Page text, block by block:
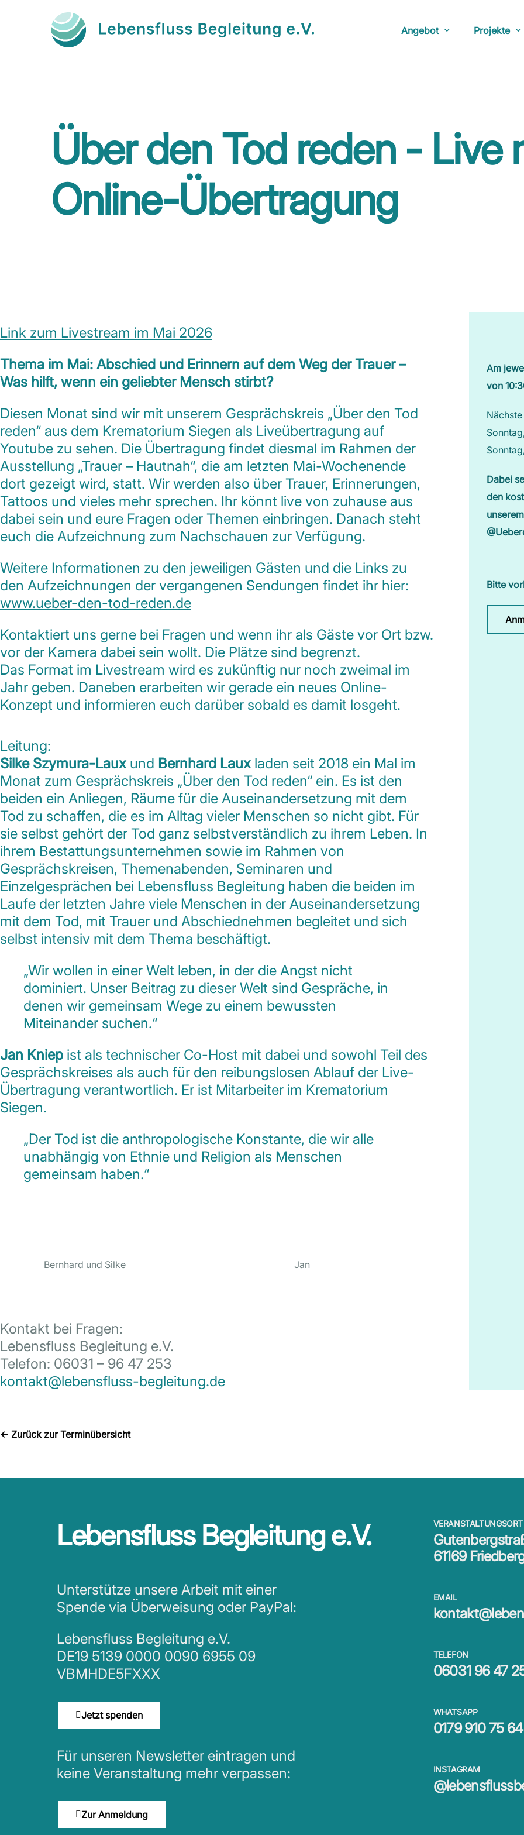
Angebot
Bücherecke
Projekte
Doku: The
Über den Tod reden - Live
Online-Übertragung
Link zum Livestream im Mai 2026
Thema im Mai: Abschied und Erinnern auf dem Weg der Trauer –
Was hilft, wenn ein geliebter Mensch stirbt?
Diesen Monat sind wir mit unserem Gesprächskreis „Über den Tod
reden“ aus dem Krematorium Siegen als Liveübertragung auf
Youtube zu sehen. Die Übertragung findet diesmal im Rahmen der
Ausstellung „Trauer – Hautnah“, die am letzten Mai-Wochenende
dort gezeigt wird, statt. Wir werden also über Trauer, Erinnerungen,
Tattoos und vieles mehr sprechen. Ihr könnt live von zuhause aus
dabei sein und eure Fragen oder Themen einbringen. Danach steht
euch die Aufzeichnung zum Nachschauen zur Verfügung.
Weitere Informationen zu den jeweiligen Gästen und die Links zu
den Aufzeichnungen der vergangenen Sendungen findet ihr hier:
www.ueber-den-tod-reden.de
Kontaktiert uns gerne bei Fragen und wenn ihr als Gäste vor Ort bzw.
vor der Kamera dabei sein wollt. Die Plätze sind begrenzt.
Das Format im Livestream wird es zukünftig nur noch zweimal im
Jahr geben. Daneben erarbeiten wir gerade ein neues Online-
Konzept und informieren euch darüber sobald es damit losgeht.
Leitung:
Silke Szymura-Laux und Bernhard Laux laden seit 2018 ein Mal im
Monat zum Gesprächskreis „Über den Tod reden“ ein. Es ist den
beiden ein Anliegen, Räume für die Auseinandersetzung mit dem
Tod zu schaffen, die es im Alltag vieler Menschen so nicht gibt. Für
sie selbst gehört der Tod ganz selbstverständlich zu ihrem Leben. In
ihrem Bestattungsunternehmen sowie im Rahmen von
Gesprächskreisen, Themenabenden, Seminaren und
Einzelgesprächen bei Lebensfluss Begleitung haben die beiden im
Laufe der letzten Jahre viele Menschen in der Auseinandersetzung
mit dem Tod, mit Trauer und Abschiednehmen begleitet und sich
selbst intensiv mit dem Thema beschäftigt.
„Wir wollen in einer Welt leben, in der die Angst nicht
dominiert. Unser Beitrag zu dieser Welt sind Gespräche, in
denen wir gemeinsam Wege zu einem bewussten
Miteinander suchen.“
Jan Kniep ist als technischer Co-Host mit dabei und sowohl Teil des
Gesprächskreises als auch für den reibungslosen Ablauf der Live-
Übertragung verantwortlich. Er ist Mitarbeiter im Krematorium
Siegen.
„Der Tod ist die anthropologische Konstante, die wir alle
unabhängig von Ethnie und Religion als Menschen
gemeinsam haben.“
Bernhard und Silke Jan
Kontakt bei Fragen:
Lebensfluss Begleitung e.V.
Telefon: 06031 – 96 47 253
kontakt@lebensfluss-begleitung.de
Am
von
Dabei
den
Bitte
← Zurück zur Terminübersicht
Lebensfluss Begleitung e.V.
Unterstütze unsere Arbeit mit einer
Spende via Überweisung oder PayPal:
Lebensfluss Begleitung e.V.
DE19 5139 0000 0090 6955 09
VBMHDE5FXXX
Jetzt spenden
Für unseren Newsletter eintragen und
keine Veranstaltung mehr verpassen:
Zur Anmeldung
VERANSTALTUNGSORT
61169
EMAIL
TELEFON
06031 96 47
WHATSAPP
0179 910 75 64
INSTAGRAM